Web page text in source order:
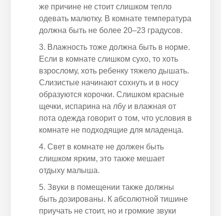
же причине не стоит слишком тепло
одевать малютку. В комнате температура
должна быть не более 20–23 градусов.
Влажность тоже должна быть в норме.
Если в комнате слишком сухо, то хоть
взрослому, хоть ребенкутяжело дышать.
Слизистые начинают сохнуть и в носу
образуются корочки. Слишком красные
щечки, испарина на лбу и влажная от
пота одежда говорит о том, что условия в
комнате не подходящие для младенца.
Свет в комнате не должен быть
слишком ярким, это также мешает
отдыху малыша.
Звуки в помещении также должны
быть дозированы. К абсолютной тишине
приучать не стоит, но и громкие звуки